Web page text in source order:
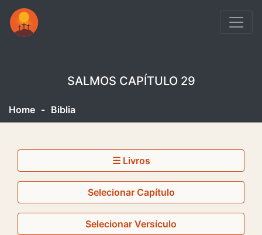
SALMOS CAPÍTULO 29
Home - Biblia
☰ Livros
Selecionar Capítulo
Selecionar Versículo